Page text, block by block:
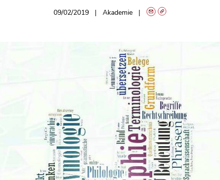
09/02/2019 Akademie